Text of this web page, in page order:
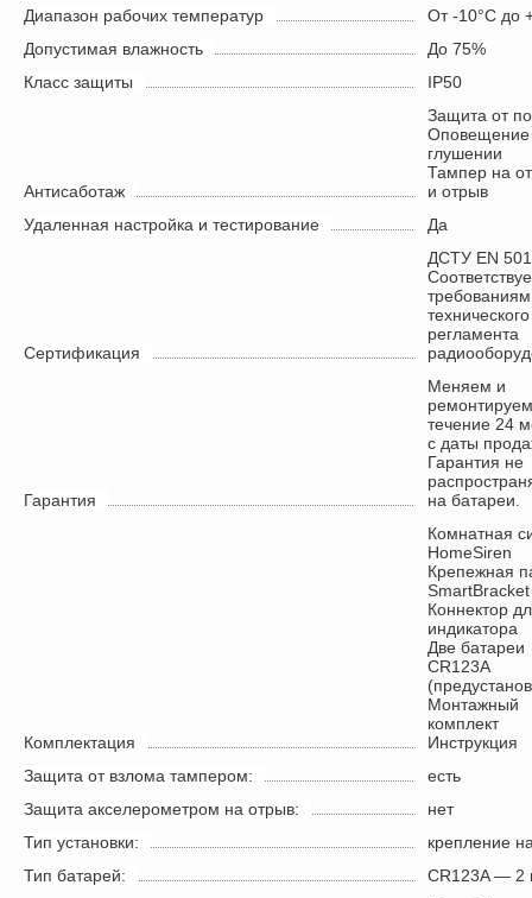
Диапазон рабочих температур
От -10°С до
Допустимая влажность
До 75%
Класс защиты
IP50
Антисаботаж
Защита от
Оповещение
глушении
Тампер на
и отрыв
Удаленная настройка и тестирование
Да
Сертификация
ДСТУ EN
требованиям
технического
регламента
Гарантия
Меняем и
течение 24
с даты
Гарантия не
на батареи.
Комплектация
Комнатная
HomeSiren
Крепежная
SmartBracket
Коннектор
индикатора
Две батареи
CR123A
Монтажный
комплект
Инструкция
Защита от взлома тампером:
есть
Защита акселерометром на отрыв:
нет
Тип установки:
крепление
Тип батарей:
CR123A — 2